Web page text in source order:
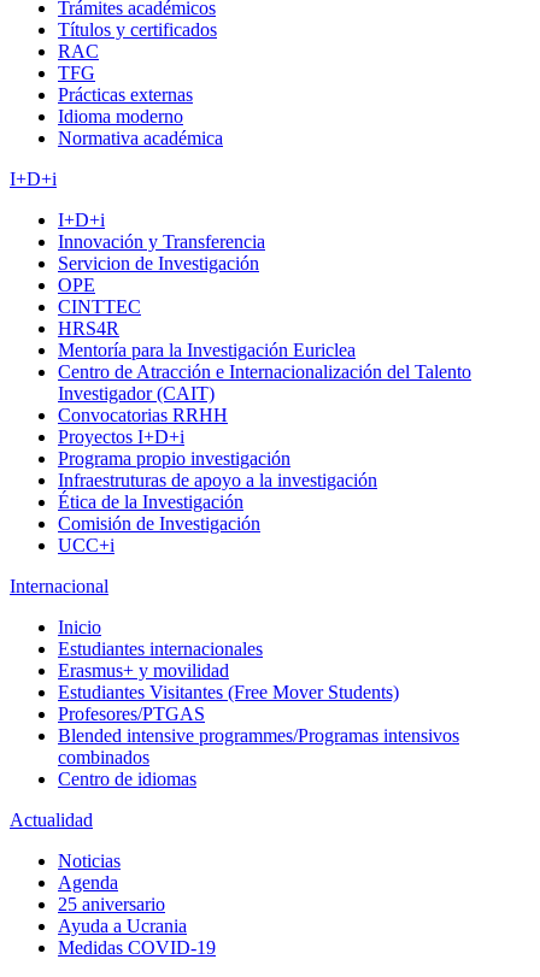
Trámites académicos
Títulos y certificados
RAC
TFG
Prácticas externas
Idioma moderno
Normativa académica
I+D+i
I+D+i
Innovación y Transferencia
Servicion de Investigación
OPE
CINTTEC
HRS4R
Mentoría para la Investigación Euriclea
Centro de Atracción e Internacionalización del Talento
Investigador (CAIT)
Convocatorias RRHH
Proyectos I+D+i
Programa propio investigación
Infraestruturas de apoyo a la investigación
Ética de la Investigación
Comisión de Investigación
UCC+i
Internacional
Inicio
Estudiantes internacionales
Erasmus+ y movilidad
Estudiantes Visitantes (Free Mover Students)
Profesores/PTGAS
Blended intensive programmes/Programas intensivos
combinados
Centro de idiomas
Actualidad
Noticias
Agenda
25 aniversario
Ayuda a Ucrania
Medidas COVID-19